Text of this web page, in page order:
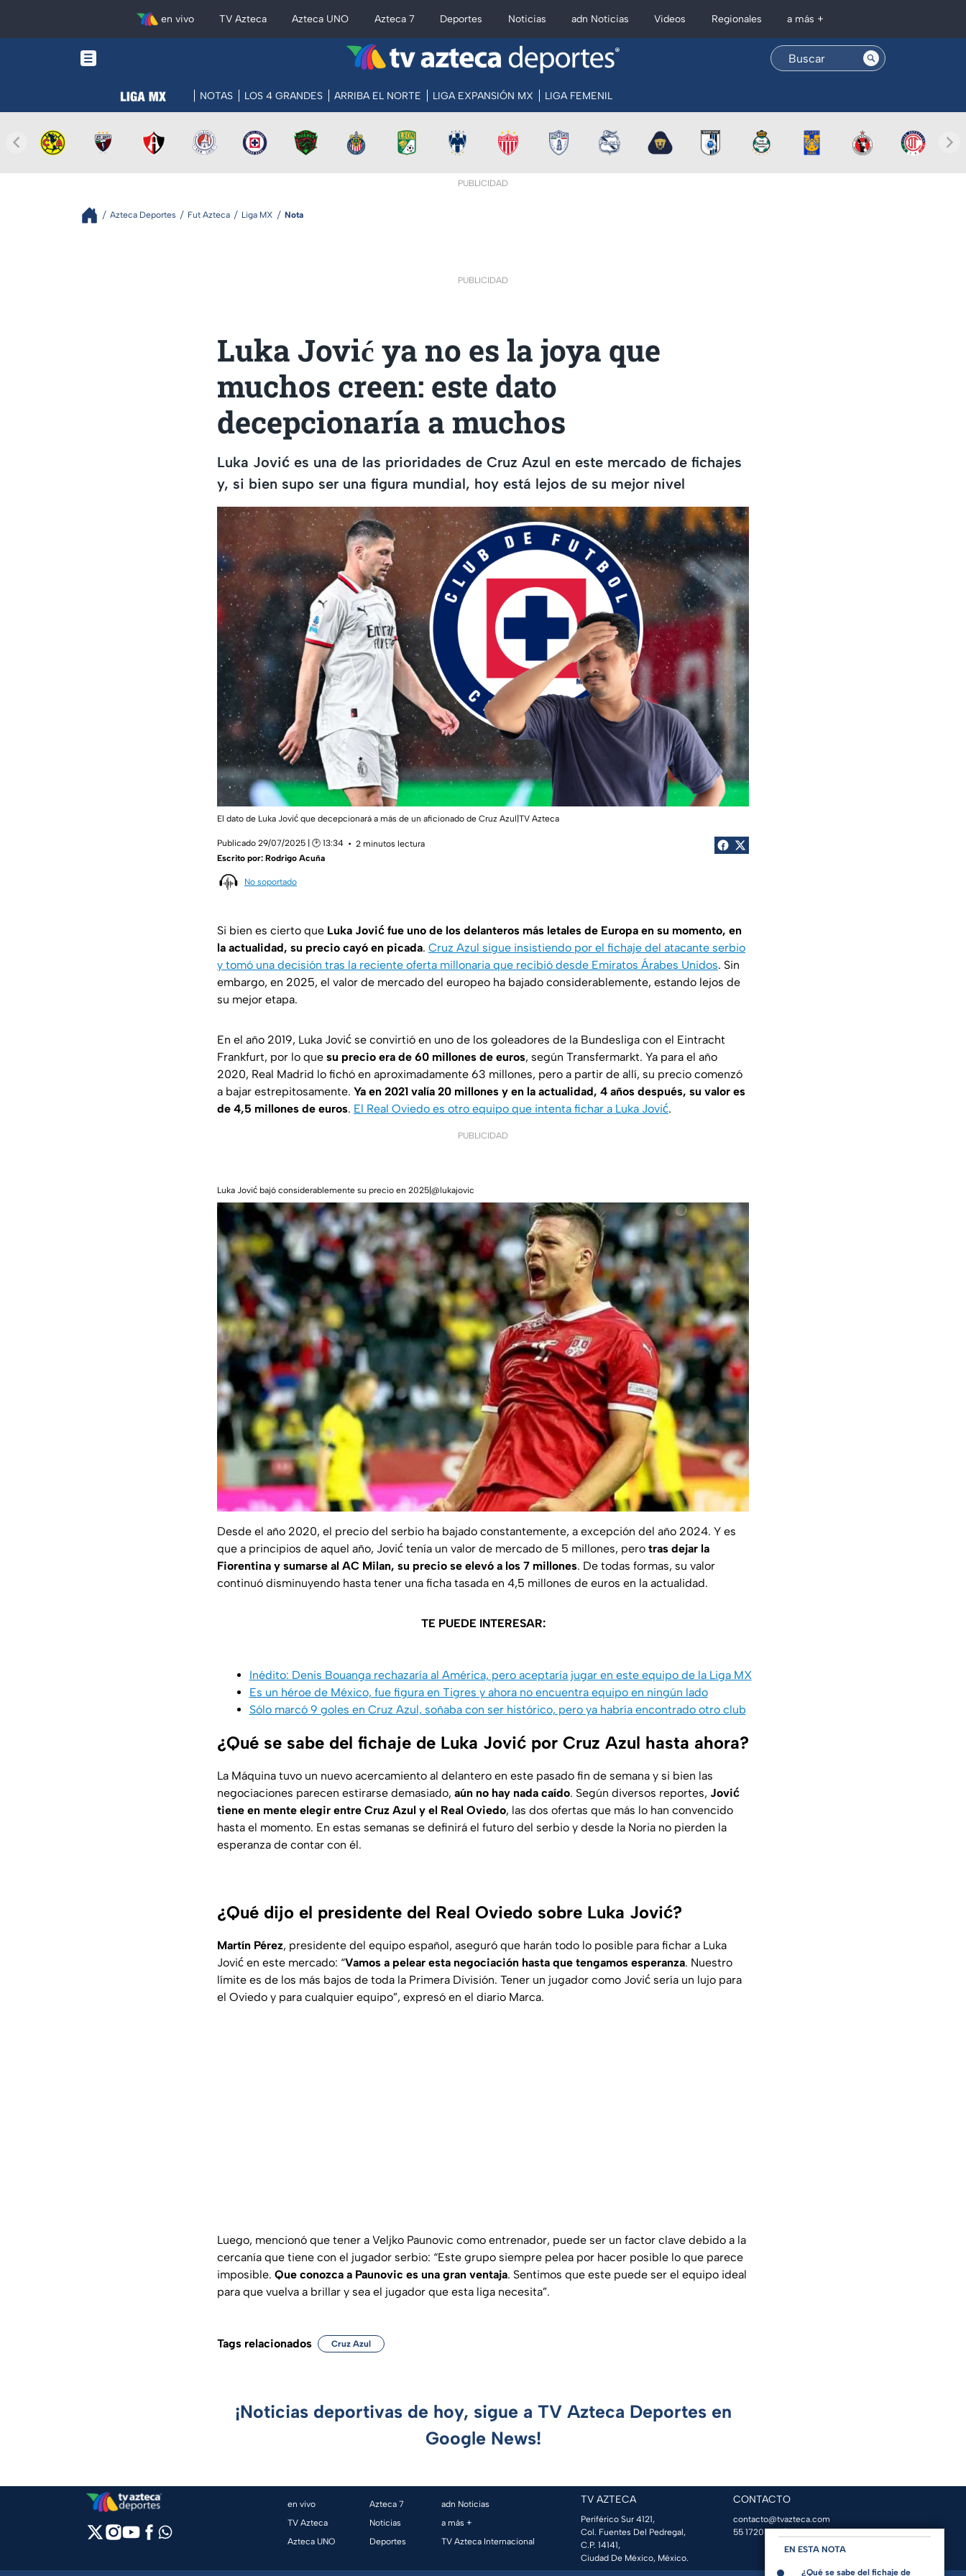
en vivo TV Azteca Azteca UNO Azteca 7 Deportes Noticias adn Noticias Videos Regionales a más +
NOTAS LOS 4 GRANDES ARRIBA EL NORTE LIGA EXPANSIÓN MX LIGA FEMENIL
PUBLICIDAD
Azteca Deportes Fut Azteca Liga MX Nota
PUBLICIDAD
Luka Jović ya no es la joya que
muchos creen: este dato
decepcionaría a muchos
Luka Jović es una de las prioridades de Cruz Azul en este mercado de fichajes
y, si bien supo ser una figura mundial, hoy está lejos de su mejor nivel
El dato de Luka Jović que decepcionará a más de un aficionado de Cruz Azul|TV Azteca
Publicado 29/07/2025 | 🕑 13:34
2 minutos lectura
Escrito por: Rodrigo Acuña
No soportado
EN ESTA NOTA
¿Qué se sabe del fichaje de
Si bien es cierto que Luka Jović fue uno de los delanteros más letales de Europa en su momento, en
la actualidad, su precio cayó en picada. Cruz Azul sigue insistiendo por el fichaje del atacante serbio
y tomó una decisión tras la reciente oferta millonaria que recibió desde Emiratos Árabes Unidos. Sin
embargo, en 2025, el valor de mercado del europeo ha bajado considerablemente, estando lejos de
su mejor etapa.
En el año 2019, Luka Jović se convirtió en uno de los goleadores de la Bundesliga con el Eintracht
Frankfurt, por lo que su precio era de 60 millones de euros, según Transfermarkt. Ya para el año
2020, Real Madrid lo fichó en aproximadamente 63 millones, pero a partir de allí, su precio comenzó
a bajar estrepitosamente. Ya en 2021 valía 20 millones y en la actualidad, 4 años después, su valor es
de 4,5 millones de euros. El Real Oviedo es otro equipo que intenta fichar a Luka Jović.
PUBLICIDAD
Luka Jović bajó considerablemente su precio en 2025|@lukajovic
Desde el año 2020, el precio del serbio ha bajado constantemente, a excepción del año 2024. Y es
que a principios de aquel año, Jović tenía un valor de mercado de 5 millones, pero tras dejar la
Fiorentina y sumarse al AC Milan, su precio se elevó a los 7 millones. De todas formas, su valor
continuó disminuyendo hasta tener una ficha tasada en 4,5 millones de euros en la actualidad.
TE PUEDE INTERESAR:
Inédito: Denis Bouanga rechazaría al América, pero aceptaría jugar en este equipo de la Liga MX
Es un héroe de México, fue figura en Tigres y ahora no encuentra equipo en ningún lado
Sólo marcó 9 goles en Cruz Azul, soñaba con ser histórico, pero ya habría encontrado otro club
¿Qué se sabe del fichaje de Luka Jović por Cruz Azul hasta ahora?
La Máquina tuvo un nuevo acercamiento al delantero en este pasado fin de semana y si bien las
negociaciones parecen estirarse demasiado, aún no hay nada caído. Según diversos reportes, Jović
tiene en mente elegir entre Cruz Azul y el Real Oviedo, las dos ofertas que más lo han convencido
hasta el momento. En estas semanas se definirá el futuro del serbio y desde la Noria no pierden la
esperanza de contar con él.
¿Qué dijo el presidente del Real Oviedo sobre Luka Jović?
Martín Pérez, presidente del equipo español, aseguró que harán todo lo posible para fichar a Luka
Jović en este mercado: “Vamos a pelear esta negociación hasta que tengamos esperanza. Nuestro
límite es de los más bajos de toda la Primera División. Tener un jugador como Jović sería un lujo para
el Oviedo y para cualquier equipo”, expresó en el diario Marca.
Luego, mencionó que tener a Veljko Paunovic como entrenador, puede ser un factor clave debido a la
cercanía que tiene con el jugador serbio: “Este grupo siempre pelea por hacer posible lo que parece
imposible. Que conozca a Paunovic es una gran ventaja. Sentimos que este puede ser el equipo ideal
para que vuelva a brillar y sea el jugador que esta liga necesita”.
Tags relacionados Cruz Azul
¡Noticias deportivas de hoy, sigue a TV Azteca Deportes en
Google News!
en vivo
TV Azteca
Azteca UNO
Azteca 7
Noticias
Deportes
adn Noticias
a más +
TV Azteca Internacional
TV AZTECA
Periférico Sur 4121,
Col. Fuentes Del Pedregal,
C.P. 14141,
Ciudad De México, México.
CONTACTO
contacto@tvazteca.com
55 1720 1313| Conmutador